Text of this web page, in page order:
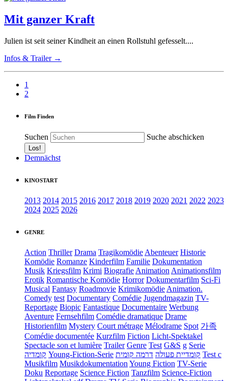
Mit ganzer Kraft
Julien ist seit seiner Kindheit an einen Rollstuhl gefesselt....
Infos & Trailer →
1
2
Film Finden
Suchen Suche abschicken
Demnächst
KINOSTART
2013 2014 2015 2016 2017 2018 2019 2020 2021 2022 2023
2024 2025 2026
GENRE
Action Thriller Drama Tragikomödie Abenteuer Historie
Komödie Romanze Kinderfilm Familie Dokumentation
Musik Kriegsfilm Krimi Biografie Animation Animationsfilm
Erotik Romantische Komödie Horror Dokumentarfilm Sci-Fi
Musical Fantasy Roadmovie Krimikomödie Animation.
Comedy test Documentary Comédie Jugendmagazin TV-
Reportage Biopic Fantastique Documentaire Werbung
Aventure Fernsehfilm Comédie dramatique Drame
Historienfilm Mystery Court métrage Mélodrame Spot 가족
Comédie documentée Kurzfilm Fiction Licht-Spektakel
Spectacle son et lumière Trailer Genre Test G&S g Serie
קומדיה Young-Fiction-Serie קומדיית פעולה דרמה קומית
Test c
Musikfilm Musikdokumentation Young Fiction TV-Serie
Doku Reportage Science Fiction Tanzfilm Science-Fiction